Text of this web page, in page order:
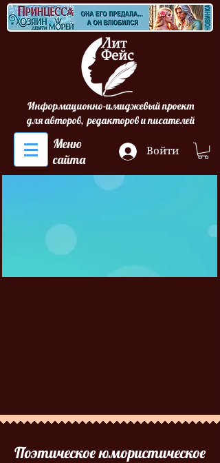
Информационно-имиджевый проект
для авторов, редакторов и писателей
Меню
сайта
Войти
Поэтическое юмористическое